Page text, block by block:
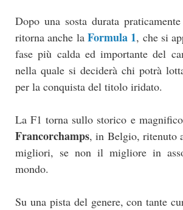
Dopo una sosta durata
ritorna anche la Formula 1, che si
fase più calda ed importante del
nella quale si deciderà chi potrà
per la conquista del titolo iridato.
La F1 torna sullo storico e
Francorchamps, in Belgio, ritenuto
migliori, se non il migliore in
mondo.
Su una pista del genere, con tante